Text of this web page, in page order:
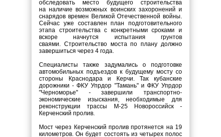
обследовать место будущего строительства
на наличие возможных воинских захоронений и
снарядов времен Великой Отечественной войны.
Сейчас уже составлен план подготовительного
этапа строительства с конкретными сроками и
вскоре начнутся испытания грунтов
сваями. Строительство моста по плану должно
завершиться через 4 года.
Специалисты также задумались о подготовке
автомобильных подъездов к будущему мосту со
стороны Краснодара и Керчи. Так кубанские
дорожники - ФКУ Упрдор "Тамань" и ФКУ Упрдор
"Черноморье" - завершили транспортно-
экономические изыскания, необходимые для
реконструкции трассы М-25 Новороссийск -
Керченский пролив.
Мост через Керченский пролив протянется на 19
километров. Он будет состоять из четырех полос